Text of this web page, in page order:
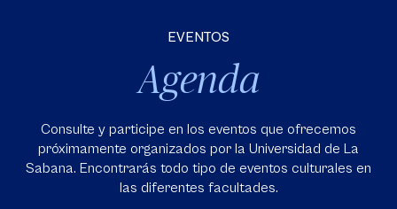
EVENTOS
Agenda
Consulte y participe en los eventos que ofrecemos
próximamente organizados por la Universidad de La
Sabana. Encontrarás todo tipo de eventos culturales en
las diferentes facultades.